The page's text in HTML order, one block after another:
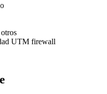
UTM firewall